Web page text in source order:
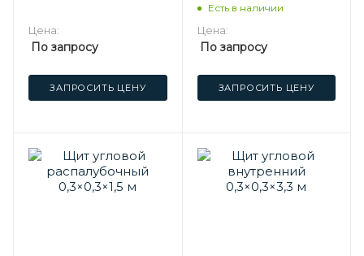
Цена:
По запросу
ЗАПРОСИТЬ ЦЕНУ
Есть в наличии
Цена:
По запросу
ЗАПРОСИТЬ ЦЕНУ